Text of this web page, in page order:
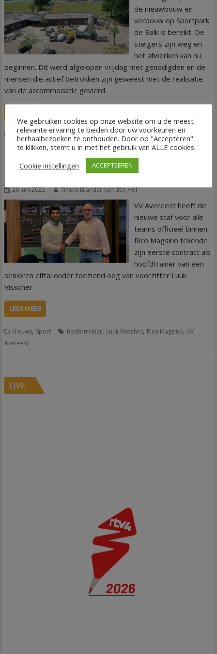
de nieuwbouw en
verbouw op Sportpark
de Balk is bereikt. De
steigers zijn weg en
het afwerken kan nu
beginnen. Dit werd afgelopen vrijdag met genodigden en de
mensen die actief betrokken zijn geweest met de realisatie
van de accommodatie gevierd.
Nieuws,Sport SC Balkbrug,Set Up, sportaccommodatie,
Sportpark de Balk,VV Avereest
Rico Magsino tekent officieel bij VV Avereest
20 juni 2022 Tineke Eilander-van den Hof
VV Avereest heeft de
nieuwe staf voor alle
teams officieel binnen.
Rico Magsino tekende
zijn eerste contract als
hoofdtrainer van een
senioren elftal onder toeziend oog van voorzitter Luuk
Visscher.
LEES MEER
Nieuws, Sport hoofdtrainer, Luuk Visscher, Rico Magsino,VV
Avereest
LIVE
We gebruiken cookies op onze website om u de meest
relevante ervaring te bieden door uw voorkeuren en
herhaalbezoeken te onthouden. Door op "Accepteren"
te klikken, stemt u in met het gebruik van ALLE cookies.
Cookie instellingen
ACCEPTEEREN